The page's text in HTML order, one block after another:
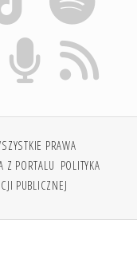
PRAWA
Z PORTALU POLITYKA
PUBLICZNEJ